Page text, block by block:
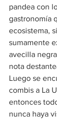
pandea con
gastronomía
ecosistema,
sumamente
avecilla
nota
Luego se
combis a La
entonces
nunca haya